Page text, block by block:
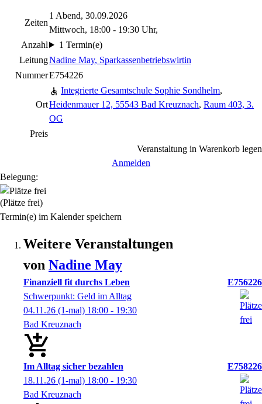
Zeiten
1 Abend, 30.09.2026
Mittwoch, 18:00 - 19:30 Uhr,
Anzahl
1 Termin(e)
LeitungNadine May, Sparkassenbetriebswirtin
NummerE754226
Ort
Integrierte Gesamtschule Sophie Sondhelm,
Heidenmauer 12, 55543 Bad Kreuznach, Raum 403, 3.
OG
Preis
Veranstaltung in Warenkorb legen
Anmelden
Belegung:
(Plätze frei)
Termin(e) im Kalender speichern
Weitere Veranstaltungen
von Nadine May
Finanziell fit durchs Leben
E756226
Schwerpunkt: Geld im Alltag
04.11.26 (1-mal) 18:00 - 19:30
Bad Kreuznach
Im Alltag sicher bezahlen
E758226
18.11.26 (1-mal) 18:00 - 19:30
Bad Kreuznach